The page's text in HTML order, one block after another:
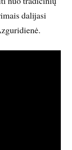
dalijasi